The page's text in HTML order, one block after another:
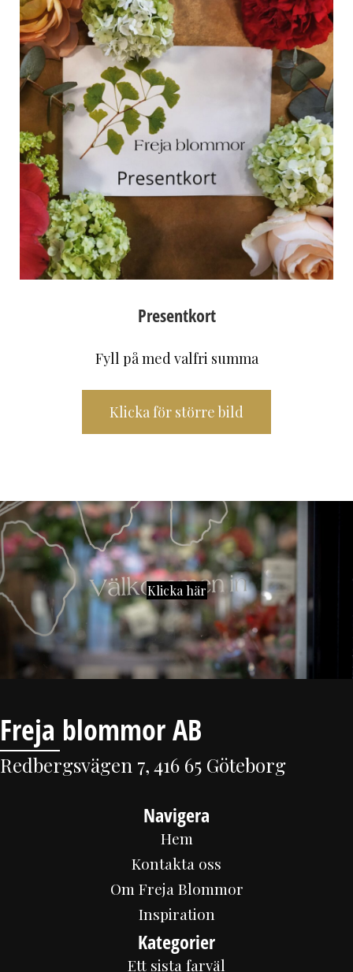
Presentkort
Fyll på med valfri summa
Klicka för större bild
Klicka här
Freja blommor AB
Redbergsvägen 7, 416 65 Göteborg
Navigera
Hem
Kontakta oss
Om Freja Blommor
Inspiration
Kategorier
Ett sista farväl